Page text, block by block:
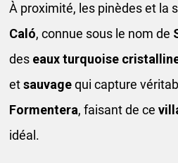
À proximité, les pinèdes et la
Caló, connue sous le nom de
des eaux turquoise
etsauvagequi capture
Formentera, faisant de ce
idéal.